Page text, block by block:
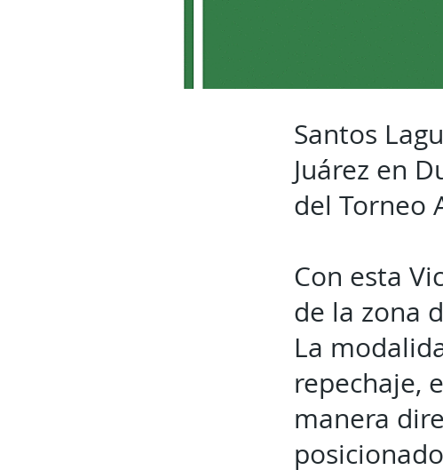
Santos
Juárez en
del Torneo
Con esta
de la zona
La
repechaje,
manera